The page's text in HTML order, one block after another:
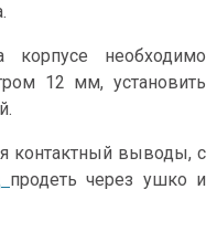
необходимо
12 мм, установить
контактный выводы, с
продеть через ушко и